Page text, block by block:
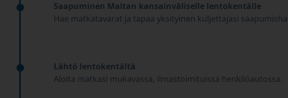
Saapuminen Maltan kansainväliselle lentokentälle
Hae matkatavarat ja tapaa yksityinen kuljettajasi
Lähtö lentokentältä
Aloita matkasi mukavassa, ilmastoimituissa henkilöautossa.